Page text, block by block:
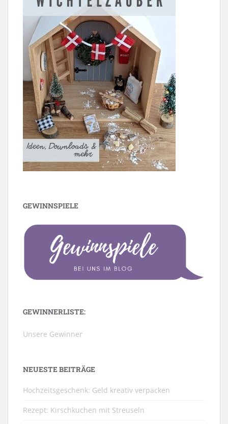
GEWINNSPIELE
GEWINNERLISTE:
Unsere Gewinner
NEUESTE BEITRÄGE
Hochzeitsgeschenk: Geld kreativ verpacken
Rezept: Kirschkuchen mit Streuseln